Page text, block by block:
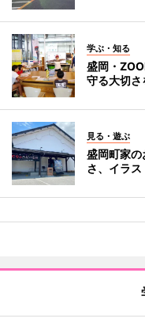
学ぶ・知る
盛岡・
守る大切さ
見る・遊ぶ
盛岡町家
さ、イラ